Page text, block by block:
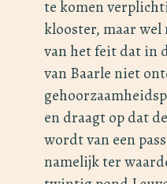
te komen
klooster, maar
van het feit dat in
van Baarle niet
en draagt op dat
wordt van een
namelijk ter